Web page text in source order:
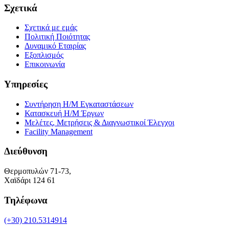
Σχετικά
Σχετικά με εμάς
Πολιτική Ποιότητας
Δυναμικό Εταιρίας
Εξοπλισμός
Επικοινωνία
Υπηρεσίες
Συντήρηση Η/Μ Εγκαταστάσεων
Κατασκευή Η/Μ Έργων
Μελέτες, Μετρήσεις & Διαγνωστικοί Έλεγχοι
Facility Management
Διεύθυνση
Θερμοπυλών 71-73,
Χαϊδάρι 124 61
Τηλέφωνα
(+30) 210.5314914